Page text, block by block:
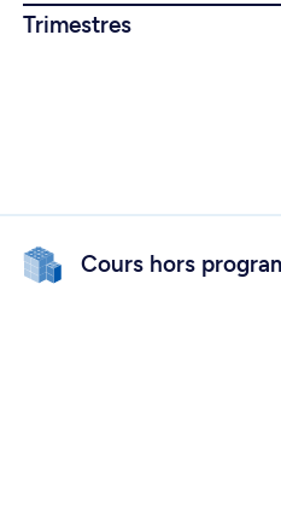
Trimestres
Cours hors